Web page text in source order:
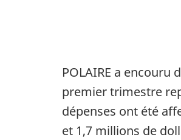
POLAIRE a
premier trimestre
dépenses ont été
et 1,7 millions de